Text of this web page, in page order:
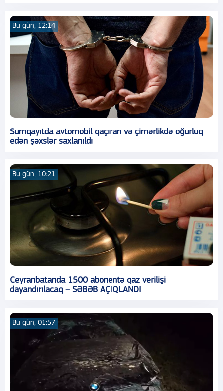
Bu gün, 12:14
Sumqayıtda avtomobil qaçıran və çimərlikdə oğurluq
edən şəxslər saxlanıldı
Bu gün, 10:21
Ceyranbatanda 1500 abonentə qaz verilişi
dayandırılacaq – SƏBƏB AÇIQLANDI
Bu gün, 01:57